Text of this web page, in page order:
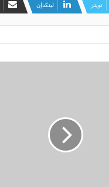
تويتر لينكدإن